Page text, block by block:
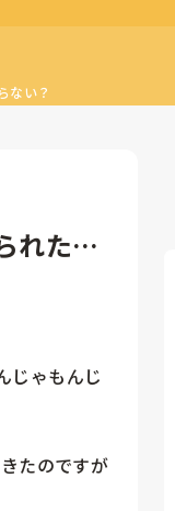
ない？
れたの
じゃもんじ
たのですが